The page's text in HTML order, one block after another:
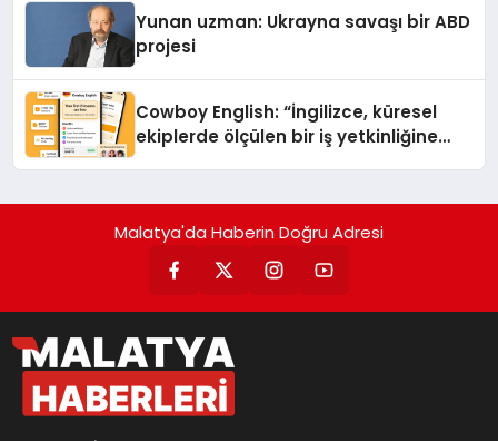
Yunan uzman: Ukrayna savaşı bir ABD
projesi
Cowboy English: “İngilizce, küresel
ekiplerde ölçülen bir iş yetkinliğine
Malatya'da Haberin Doğru Adresi